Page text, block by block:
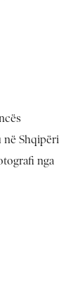
në Shqipëri
nga